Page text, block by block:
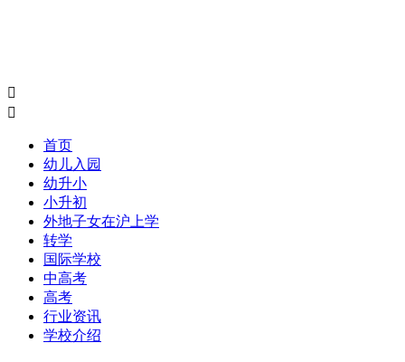


首页
幼儿入园
幼升小
小升初
外地子女在沪上学
转学
国际学校
中高考
高考
行业资讯
学校介绍